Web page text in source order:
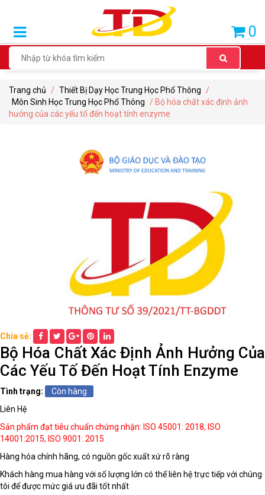
0
PHẨM
BÁN
CHẠY
THIẾT
BỊ
HỌC
THPT
HÓA
CHẤT
TRƯỜNG
HỌC
THIẾT
BỊ
DẠY
Trang chủ / Thiết Bị Dạy Học Trung Học Phổ Thông
/
Môn Sinh Học Trung Học Phổ Thông
/ Bộ hóa chất xác định ảnh
hưởng của các yếu tố đến hoạt tính enzyme
Chia sẻ:
Bộ Hóa Chất Xác Định Ảnh Hưởng Của
Các Yếu Tố Đến Hoạt Tính Enzyme
Tình trạng:
Còn hàng
Liên Hệ
Sản phẩm đạt tiêu chuẩn chứng nhận: ISO 45001: 2018, ISO
14001:2015, ISO 9001: 2015
Hàng hóa chính hãng, có nguồn gốc xuất xứ rõ ràng
Khách hàng mua hàng với số lượng lớn có thể liên hệ trực tiếp với chúng
tôi để được mức giá ưu đãi tốt nhất